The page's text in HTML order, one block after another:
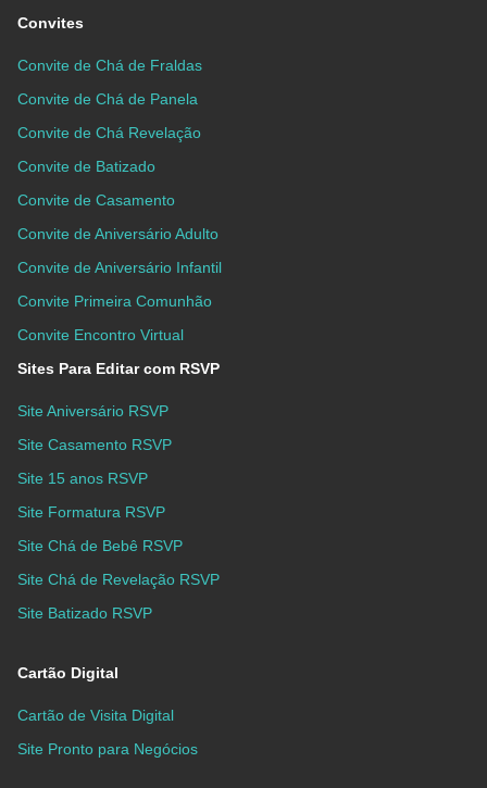
Convites
Convite de Chá de Fraldas
Convite de Chá de Panela
Convite de Chá Revelação
Convite de Batizado
Convite de Casamento
Convite de Aniversário Adulto
Convite de Aniversário Infantil
Convite Primeira Comunhão
Convite Encontro Virtual
Sites Para Editar com RSVP
Site Aniversário RSVP
Site Casamento RSVP
Site 15 anos RSVP
Site Formatura RSVP
Site Chá de Bebê RSVP
Site Chá de Revelação RSVP
Site Batizado RSVP
Cartão Digital
Cartão de Visita Digital
Site Pronto para Negócios